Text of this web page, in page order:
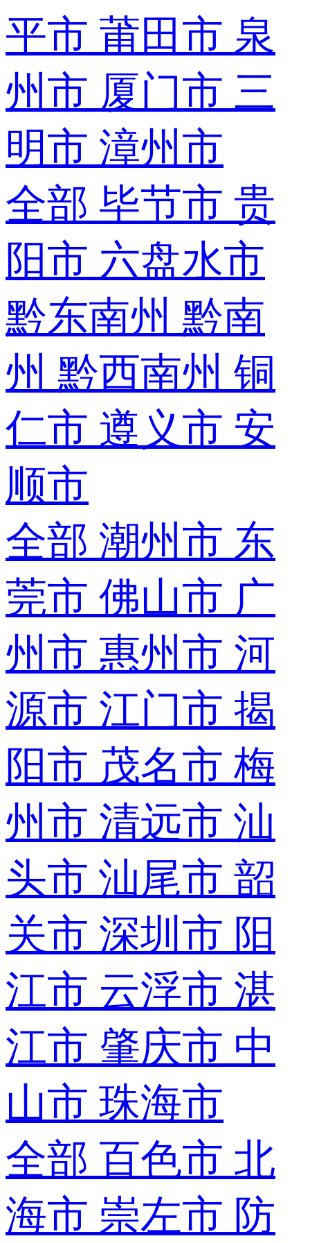
平市 莆田市 泉
州市 厦门市 三
明市 漳州市
全部 毕节市 贵
阳市 六盘水市
黔东南州 黔南
州 黔西南州 铜
仁市 遵义市 安
顺市
全部 潮州市 东
莞市 佛山市 广
州市 惠州市 河
源市 江门市 揭
阳市 茂名市 梅
州市 清远市 汕
头市 汕尾市 韶
关市 深圳市 阳
江市 云浮市 湛
江市 肇庆市 中
山市 珠海市
全部 百色市 北
海市 崇左市 防